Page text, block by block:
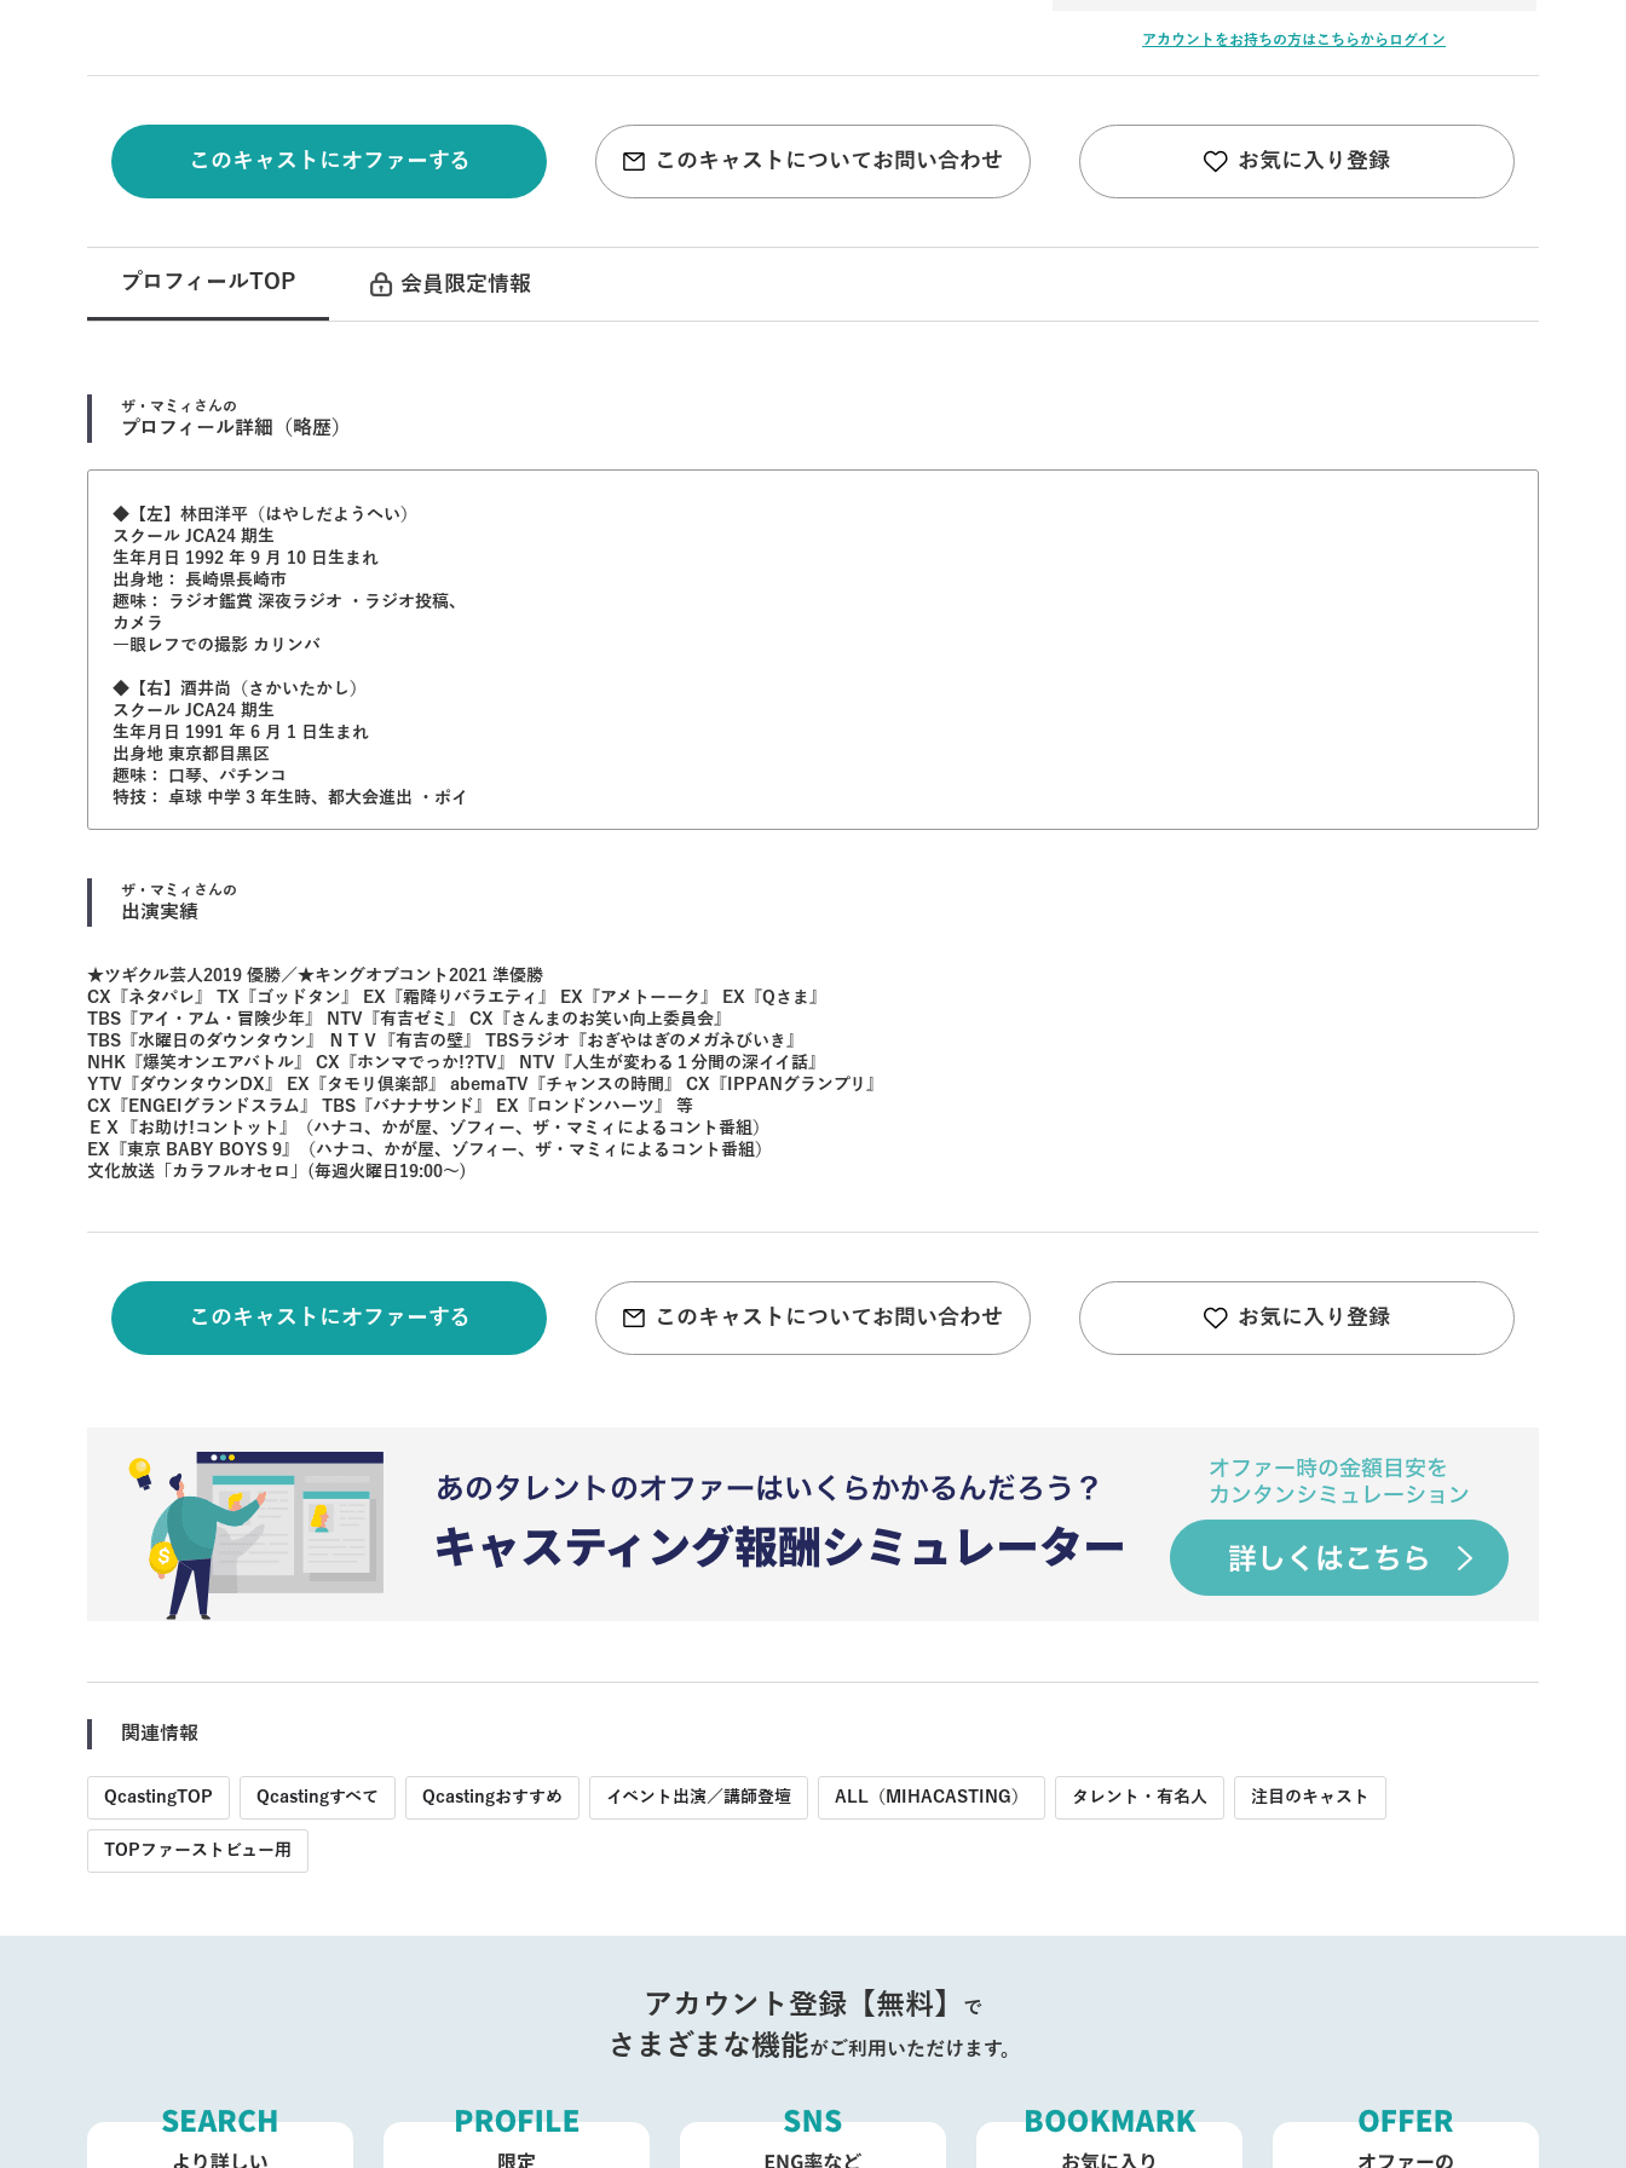
アカウントをお持ちの方はこちらからログイン
このキャストにオファーする このキャストについてお問い合わせ お気に入り登録
プロフィールTOP 会員限定情報
ザ・マミィ さんの
プロフィール詳細（略歴）
◆【左】林田洋平（はやしだようへい）
スクール JCA24 期生
生年月日 1992 年 9 月 10 日生まれ
出身地： 長崎県長崎市
趣味： ラジオ鑑賞 深夜ラジオ ・ラジオ投稿、
カメラ
一眼レフでの撮影 カリンバ
◆【右】酒井尚（さかいたかし）
スクール JCA24 期生
生年月日 1991 年 6 月 1 日生まれ
出身地 東京都目黒区
趣味： 口琴、パチンコ
特技： 卓球 中学 3 年生時、都大会進出 ・ポイ
ザ・マミィ さんの
出演実績
★ツギクル芸人2019 優勝／★キングオブコント2021 準優勝
CX『ネタパレ』 TX『ゴッドタン』 EX『霜降りバラエティ』 EX『アメトーーク』 EX『Qさま』
TBS『アイ・アム・冒険少年』 NTV『有吉ゼミ』 CX『さんまのお笑い向上委員会』
TBS『水曜日のダウンタウン』 ＮＴＶ『有吉の壁』 TBSラジオ『おぎやはぎのメガネびいき』
NHK『爆笑オンエアバトル』 CX『ホンマでっか!?TV』 NTV『人生が変わる１分間の深イイ話』
YTV『ダウンタウンDX』 EX『タモリ倶楽部』 abemaTV『チャンスの時間』 CX『IPPANグランプリ』
CX『ENGEIグランドスラム』 TBS『バナナサンド』 EX『ロンドンハーツ』 等
ＥＸ『お助け!コントット』（ハナコ、かが屋、ゾフィー、ザ・マミィによるコント番組）
EX『東京 BABY BOYS 9』（ハナコ、かが屋、ゾフィー、ザ・マミィによるコント番組）
文化放送「カラフルオセロ」(毎週火曜日19:00～)
このキャストにオファーする このキャストについてお問い合わせ お気に入り登録
関連情報
QcastingTOP Qcastingすべて Qcastingおすすめ イベント出演／講師登壇 ALL（MIHACASTING） タレント・有名人 注目のキャスト
TOPファーストビュー用
アカウント登録【無料】 で
さまざまな機能がご利用いただけます。